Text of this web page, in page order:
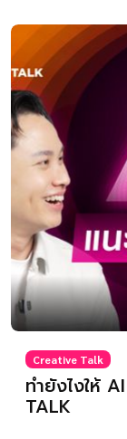
Creative Talk
ทำยังไงให้
TALK